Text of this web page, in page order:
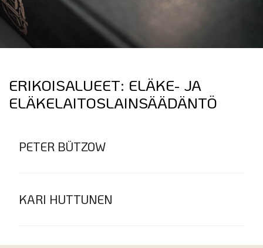
ERIKOISALUEET: ELÄKE- JA
ELÄKELAITOSLAINSÄÄDÄNTÖ
PETER BÜTZOW
KARI HUTTUNEN